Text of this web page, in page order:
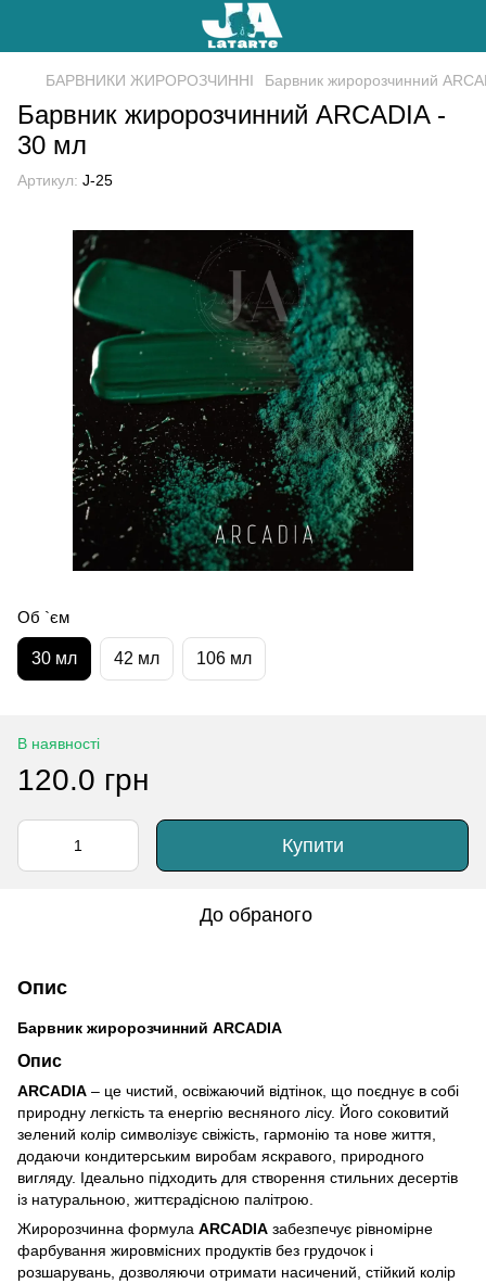
БАРВНИКИ ЖИРОРОЗЧИННІ Барвник жиророзчинний
Барвник жиророзчинний ARCADIA -
30 мл
Артикул: J-25
Об `єм
30 мл 42 мл 106 мл
В наявності
120.0 грн
Купити
До обраного
Опис
Барвник жиророзчинний ARCADIA
Опис
ARCADIA – це чистий, освіжаючий відтінок, що поєднує в собі
природну легкість та енергію весняного лісу. Його соковитий
зелений колір символізує свіжість, гармонію та нове життя,
додаючи кондитерським виробам яскравого, природного
вигляду. Ідеально підходить для створення стильних десертів
із натуральною, життєрадісною палітрою.
Жиророзчинна формула ARCADIA забезпечує рівномірне
фарбування жировмісних продуктів без грудочок і
розшарувань, дозволяючи отримати насичений, стійкий колір